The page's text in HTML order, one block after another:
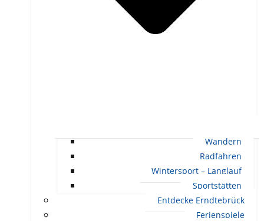
Wandern
Radfahren
Wintersport – Langlauf
Sportstätten
Entdecke Erndtebrück
Ferienspiele